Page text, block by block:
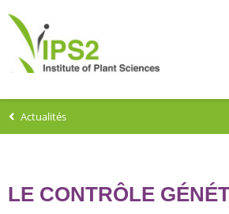
Actualités
LE CONTRÔLE